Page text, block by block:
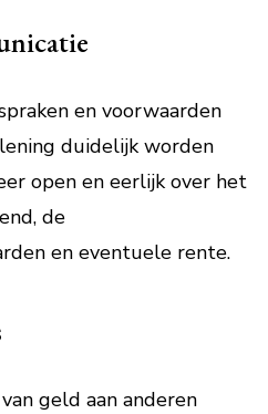
en voorwaarden
duidelijk worden
open en eerlijk over het
de
en eventuele rente.
geld aan anderen